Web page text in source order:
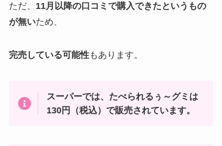
ただ、 11月以降の口コミで購入できたというもの
が無いため、
完売している可能性もあります。
スーパーでは、 たべられるぅ～グミは
130円（税込）で販売されています。